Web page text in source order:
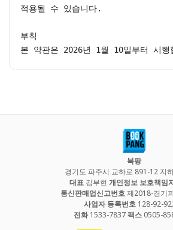
적용될 수 있습니다.
부칙
본 약관은 2026년 1월 10일부터 시행
북팡
경기도 파주시 교하로 891-12 지
대표 김부현 개인정보 보호책임
통신판매업신고번호제2018-경기
사업자 등록번호 128-92-
전화1533-7837팩스 0505-